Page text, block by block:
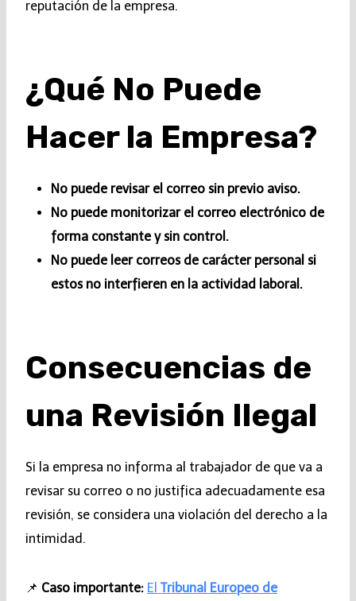
reputación de la empresa.
¿Qué No Puede
Hacer la Empresa?
No puede revisar el correo sin previo aviso.
No puede monitorizar el correo electrónico de
forma constante y sin control.
No puede leer correos de carácter personal si
estos no interfieren en la actividad laboral.
Consecuencias de
una Revisión Ilegal
Si la empresa no informa al trabajador de que va a
revisar su correo o no justifica adecuadamente esa
revisión, se considera una violación del derecho a la
intimidad.
📌 Caso importante: El Tribunal Europeo de